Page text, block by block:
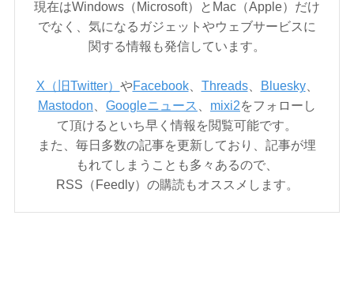
現在はWindows（Microsoft）とMac（Apple）だけ
でなく、気になるガジェットやウェブサービスに
関する情報も発信しています。
X（旧Twitter） やFacebook、 Threads、 Bluesky、
Mastodon
Googleニュース mixi2をフォローし
て頂けるといち早く情報を閲覧可能です。
また、毎日多数の記事を更新しており、記事が埋
もれてしまうことも多々あるので、
RSS（Feedly）の購読もオススメします。